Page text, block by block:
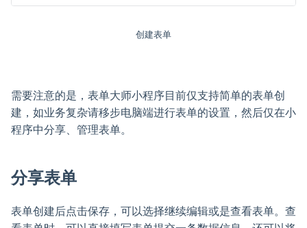
创建表单
需要注意的是，表单大师小程序目前仅支持简单的表单创
建，如业务复杂请移步电脑端进行表单的设置，然后仅在小
程序中分享、管理表单。
分享表单
表单创建后点击保存，可以选择继续编辑或是查看表单。查